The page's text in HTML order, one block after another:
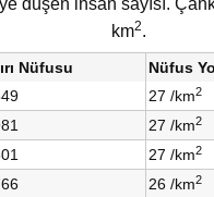
düşen insan sayısı.
km2.
Nüfusu
Nüfus
27 /km2
27 /km2
27 /km2
26 /km2